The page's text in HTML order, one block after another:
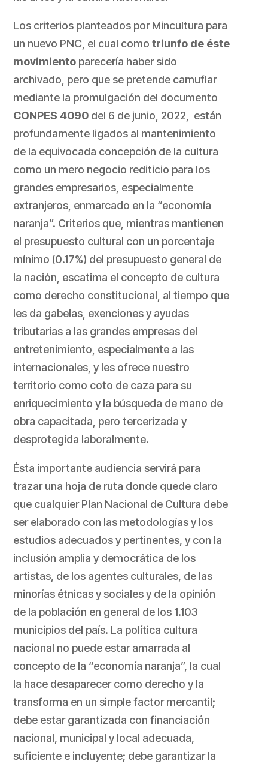
Los criterios planteados por Mincultura para
un nuevo PNC, el cual comotriunfo de éste
movimiento parecería haber sido
archivado, pero que se pretende camuflar
mediante la promulgación del documento
CONPES 4090 del 6 de junio, 2022, están
profundamente ligados al mantenimiento
de la equivocada concepción de la cultura
como un mero negocio rediticio para los
grandes empresarios, especialmente
extranjeros, enmarcado en la “economía
naranja”. Criterios que, mientras mantienen
el presupuesto cultural con un porcentaje
mínimo (0.17%) del presupuesto general de
la nación, escatima el concepto de cultura
como derecho constitucional, al tiempo que
les da gabelas, exenciones y ayudas
tributarias a las grandes empresas del
entretenimiento, especialmente a las
internacionales, y les ofrece nuestro
territorio como coto de caza para su
enriquecimiento y la búsqueda de mano de
obra capacitada, pero tercerizada y
desprotegida laboralmente.
Ésta importante audiencia servirá para
trazar una hoja de ruta donde quede claro
que cualquier Plan Nacional de Cultura debe
ser elaborado con las metodologías y los
estudios adecuados y pertinentes, y con la
inclusión amplia y democrática de los
artistas, de los agentes culturales, de las
minorías étnicas y sociales y de la opinión
de la población en general de los 1.103
municipios del país. La política cultura
nacional no puede estar amarrada al
concepto de la “economía naranja”, la cual
la hace desaparecer como derecho y la
transforma en un simple factor mercantil;
debe estar garantizada con financiación
nacional, municipal y local adecuada,
suficiente e incluyente; debe garantizar la